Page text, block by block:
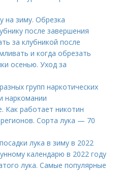
на зиму. Обрезка
после завершения
за клубникой после
и когда обрезать
осенью. Уход за
групп наркотических
наркомании
Как работает никотин
Сорта лука — 70
лука в зиму в 2022
календарю в 2022 году
лука. Самые популярные